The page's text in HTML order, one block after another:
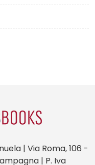
| Via Roma, 106 -
| P. Iva